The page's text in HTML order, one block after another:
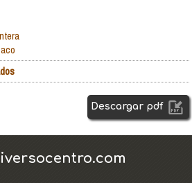
Descargar pdf